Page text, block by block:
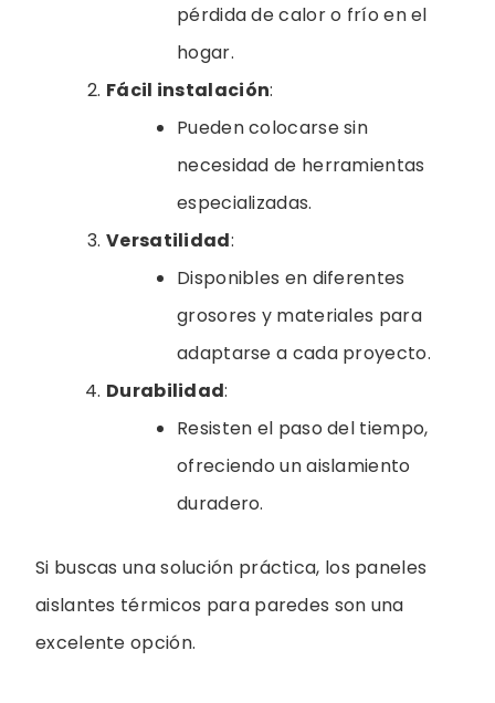
pérdida de calor o frío en el
hogar.
Fácil instalación:
Pueden colocarse sin
necesidad de herramientas
especializadas.
Versatilidad:
Disponibles en diferentes
grosores y materiales para
adaptarse a cada proyecto.
Durabilidad:
Resisten el paso del tiempo,
ofreciendo un aislamiento
duradero.
Si buscas una solución práctica, los paneles
aislantes térmicos para paredes son una
excelente opción.